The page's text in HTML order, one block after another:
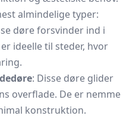
almindelige typer:
døre forsvinder ind i
ideelle til steder, hvor
: Disse døre glider
overflade. De er nemme
konstruktion.